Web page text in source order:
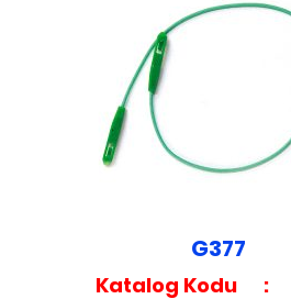
G377
Katalog Kodu :